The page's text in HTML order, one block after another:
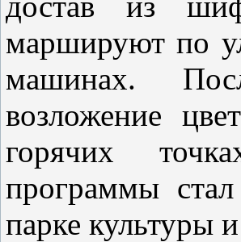
маршируют по
машинах.
возложение
горячих
программы
парке культуры